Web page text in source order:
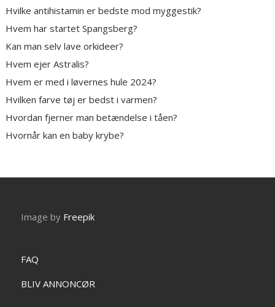
Hvilke antihistamin er bedste mod myggestik?
Hvem har startet Spangsberg?
Kan man selv lave orkideer?
Hvem ejer Astralis?
Hvem er med i løvernes hule 2024?
Hvilken farve tøj er bedst i varmen?
Hvordan fjerner man betændelse i tåen?
Hvornår kan en baby krybe?
Image by Freepik
FAQ
BLIV ANNONCØR